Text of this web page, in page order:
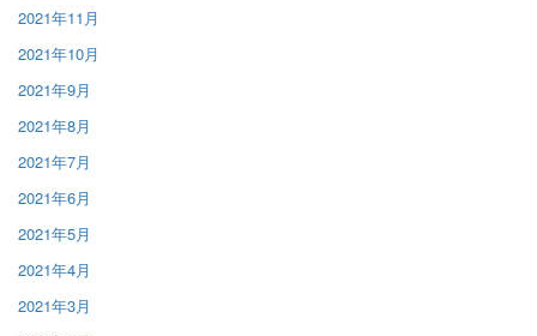
2021年11月
2021年10月
2021年9月
2021年8月
2021年7月
2021年6月
2021年5月
2021年4月
2021年3月